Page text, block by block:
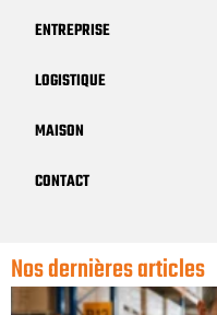
ENTREPRISE
LOGISTIQUE
MAISON
CONTACT
Nos dernières articles